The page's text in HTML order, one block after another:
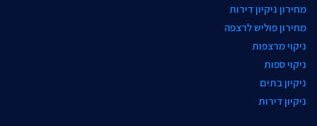
מחירון ניקיון דירות
מחירון פוליש לרצפה
ניקוי מרצפות
ניקוי ספות
ניקיון בתים
ניקיון דירות